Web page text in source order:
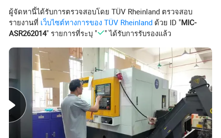
ผู้จัดหานี้ได้รับการตรวจสอบโดย TÜV Rheinland ตรวจสอบ
รายงานที่ เว็บไซต์ทางการของ TÜV Rheinland ด้วย ID "MIC-
ASR262014" รายการที่ระบุ " " ได้รับการรับรองแล้ว